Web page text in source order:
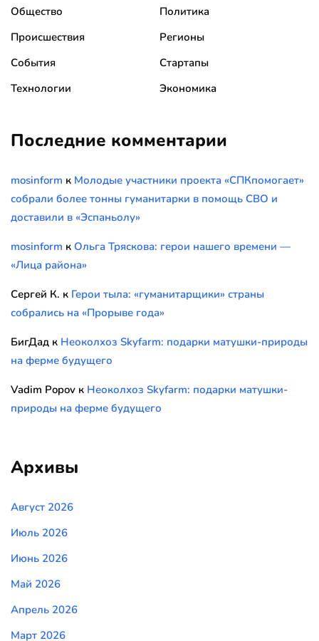
Общество
Политика
Происшествия
Регионы
События
Стартапы
Технологии
Экономика
Последние комментарии
mosinform к Молодые участники проекта «СПКпомогает»
собрали более тонны гуманитарки в помощь СВО и
доставили в «Эспаньолу»
mosinform к Ольга Тряскова: герои нашего времени —
«Лица района»
Сергей К. к Герои тыла: «гуманитарщики» страны
собрались на «Прорыве года»
БигДад к Неоколхоз Skyfarm: подарки матушки-природы
на ферме будущего
Vadim Popov к Неоколхоз Skyfarm: подарки матушки-
природы на ферме будущего
Архивы
Август 2026
Июль 2026
Июнь 2026
Май 2026
Апрель 2026
Март 2026